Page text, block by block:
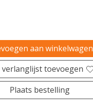
aan winkelwagen
verlanglijst toevoegen
Plaats bestelling